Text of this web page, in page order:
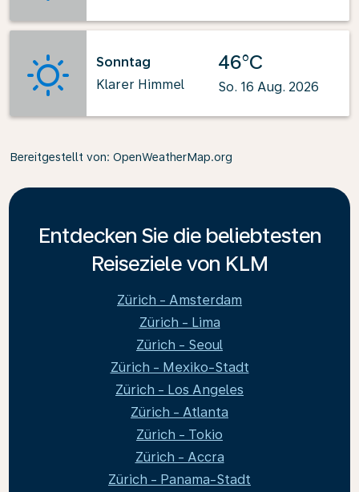
Sonntag
Klarer Himmel
46°C
So. 16 Aug. 2026
Bereitgestellt von: OpenWeatherMap.org
Entdecken Sie die beliebtesten
Reiseziele von KLM
Zürich - Amsterdam
Zürich - Lima
Zürich - Seoul
Zürich - Mexiko-Stadt
Zürich - Los Angeles
Zürich - Atlanta
Zürich - Tokio
Zürich - Accra
Zürich - Panama-Stadt